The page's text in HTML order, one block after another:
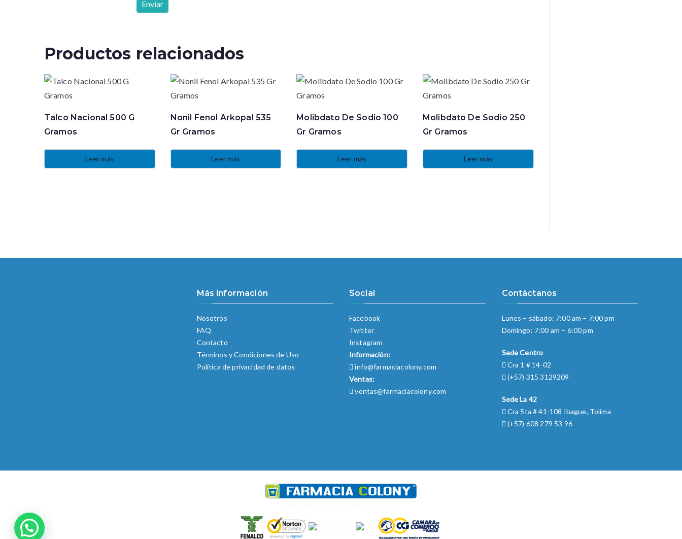
Productos relacionados
Talco Nacional 500 G
Gramos
Leer más
Nonil Fenol Arkopal 535
Gr Gramos
Leer más
Molibdato De Sodio 100
Gr Gramos
Leer más
Molibdato De Sodio 250
Gr Gramos
Leer más
Más información
Nosotros
FAQ
Contacto
Términos y Condiciones de Uso
Política de privacidad de datos
Social
Facebook
Twitter
Instagram
Información:
info@farmaciacolony.com
Ventas:
ventas@farmaciacolony.com
Contáctanos
Lunes – sábado: 7:00 am – 7:00 pm
Domingo: 7:00 am – 6:00 pm
Sede Centro
Cra 1 # 14-02
(+57) 315 3129209
Sede La 42
Cra 5ta # 41-108 Ibague, Tolima
(+57) 608 279 53 96